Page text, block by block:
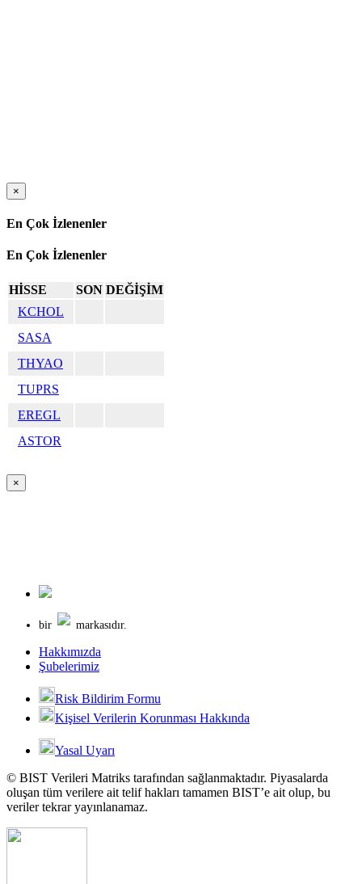
×
En Çok İzlenenler
En Çok İzlenenler
HİSSE SON DEĞİŞİM
KCHOL
SASA
THYAO
TUPRS
EREGL
ASTOR
×
bir markasıdır.
Hakkımızda
Şubelerimiz
Risk Bildirim Formu
Kişisel Verilerin Korunması Hakkında
Yasal Uyarı
© BIST Verileri Matriks tarafından sağlanmaktadır. Piyasalarda
oluşan tüm verilere ait telif hakları tamamen BIST’e ait olup, bu
veriler tekrar yayınlanamaz.